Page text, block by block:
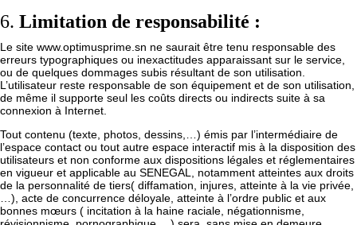
6. Limitation de responsabilité :
Le site www.optimusprime.sn ne saurait être tenu responsable des
erreurs typographiques ou inexactitudes apparaissant sur le service,
ou de quelques dommages subis résultant de son utilisation.
L’utilisateur reste responsable de son équipement et de son utilisation,
de même il supporte seul les coûts directs ou indirects suite à sa
connexion à Internet.
Tout contenu (texte, photos, dessins,…) émis par l’intermédiaire de
l’espace contact ou tout autre espace interactif mis à la disposition des
utilisateurs et non conforme aux dispositions légales et réglementaires
en vigueur et applicable au SENEGAL, notamment atteintes aux droits
de la personnalité de tiers( diffamation, injures, atteinte à la vie privée,
…), acte de concurrence déloyale, atteinte à l’ordre public et aux
bonnes mœurs ( incitation à la haine raciale, négationnisme,